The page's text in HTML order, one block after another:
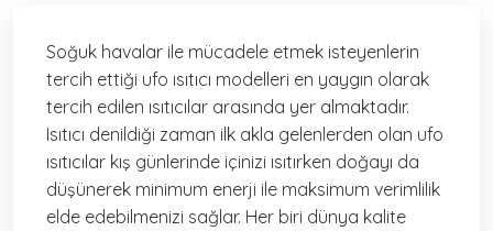
Soğuk havalar ile mücadele etmek isteyenlerin
tercih ettiği ufo ısıtıcı modelleri en yaygın olarak
tercih edilen ısıtıcılar arasında yer almaktadır.
Isıtıcı denildiği zaman ilk akla gelenlerden olan ufo
ısıtıcılar kış günlerinde içinizi ısıtırken doğayı da
düşünerek minimum enerji ile maksimum verimlilik
elde edebilmenizi sağlar. Her biri dünya kalite